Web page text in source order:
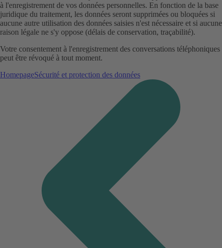
à l'enregistrement de vos données personnelles. En fonction de la base
juridique du traitement, les données seront supprimées ou bloquées si
aucune autre utilisation des données saisies n'est nécessaire et si aucune
raison légale ne s'y oppose (délais de conservation, traçabilité).
Votre consentement à l'enregistrement des conversations téléphoniques
peut être révoqué à tout moment.
HomepageSécurité et protection des données